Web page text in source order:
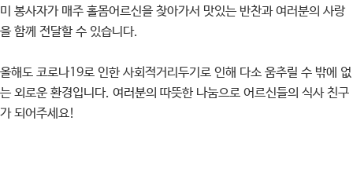
미 봉사자가 매주 홀몸어르신을 찾아가서 맛있는 반찬과 여러분의 사랑
을 함께 전달할 수 있습니다.
올해도 코로나19로 인한 사회적거리두기로 인해 다소 움추릴 수 밖에 없
는 외로운 환경입니다. 여러분의 따뜻한 나눔으로 어르신들의 식사 친구
가 되어주세요!